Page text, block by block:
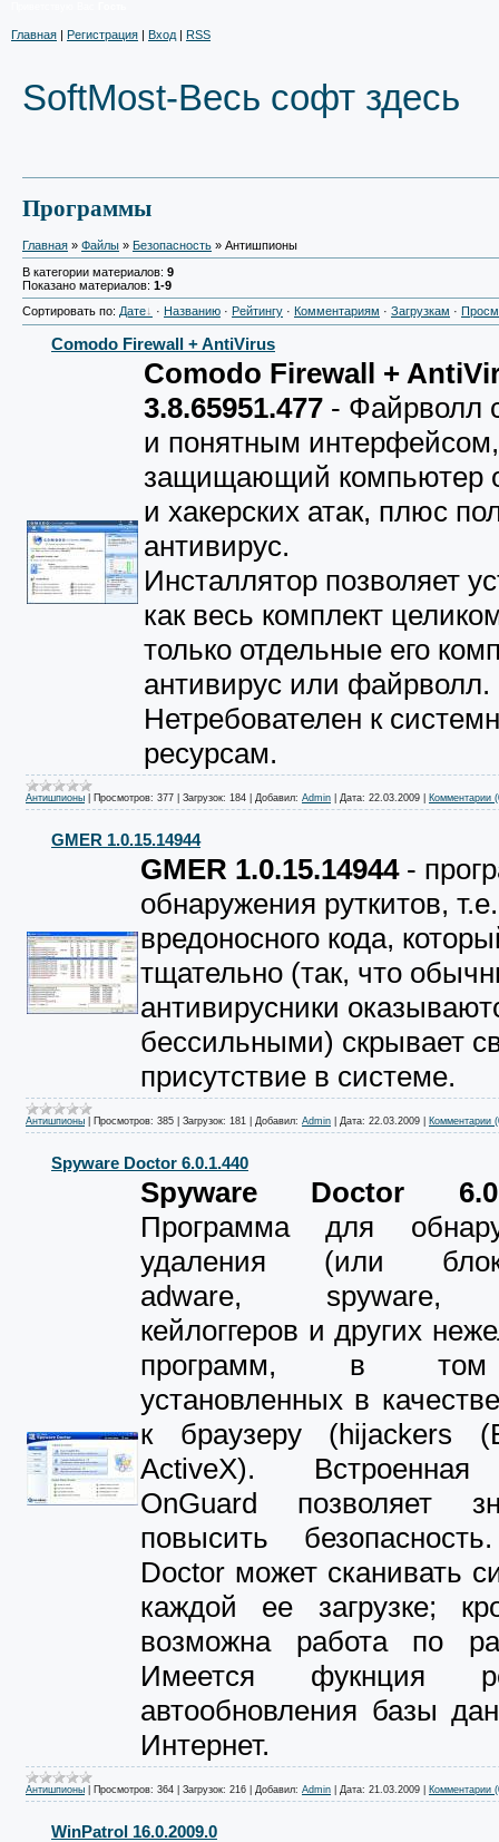
Главная | Регистрация | Вход | RSS
SoftMost-Весь софт здесь
Программы
Главная » Файлы » Безопасность » Антишпионы
В категории материалов: 9
Показано материалов: 1-9
Сортировать по: Дате · Названию · Рейтингу · Комментариям · Загрузкам ·
Comodo Firewall + AntiVirus
Comodo Firewall +
3.8.65951.477 - Файрволл
и понятным интерфейсом,
защищающий компьютер
и хакерских атак, плюс
антивирус.
Инсталлятор позволяет
как весь комплект
только отдельные его
антивирус или файрволл.
Нетребователен к
ресурсам.
Антишпионы Просмотров: 377 Загрузок: 184 Добавил: Admin Дата: 22.03.2009 Комментарии
GMER 1.0.15.14944
GMER 1.0.15.14944-
обнаружения руткитов, т.е.
вредоносного кода,
тщательно (так, что
антивирусники
бессильными) скрывает
присутствие в системе.
Антишпионы Просмотров: 385 Загрузок: 181 Добавил: Admin Дата: 22.03.2009 Комментарии
Spyware Doctor 6.0.1.440
Spyware Doctor
Программа для
удаления (или
adware, spyware,
кейлоггеров и других
программ, в
установленных в
к браузеру (hijackers
ActiveX).
OnGuard позволяет
повысить
Doctor может сканивать
каждой ее загрузке;
возможна работа по
Имеется фукнция
автообновления базы
Интернет.
Антишпионы Просмотров: 364 Загрузок: 216 Добавил: Admin Дата: 21.03.2009 Комментарии
WinPatrol 16.0.2009.0